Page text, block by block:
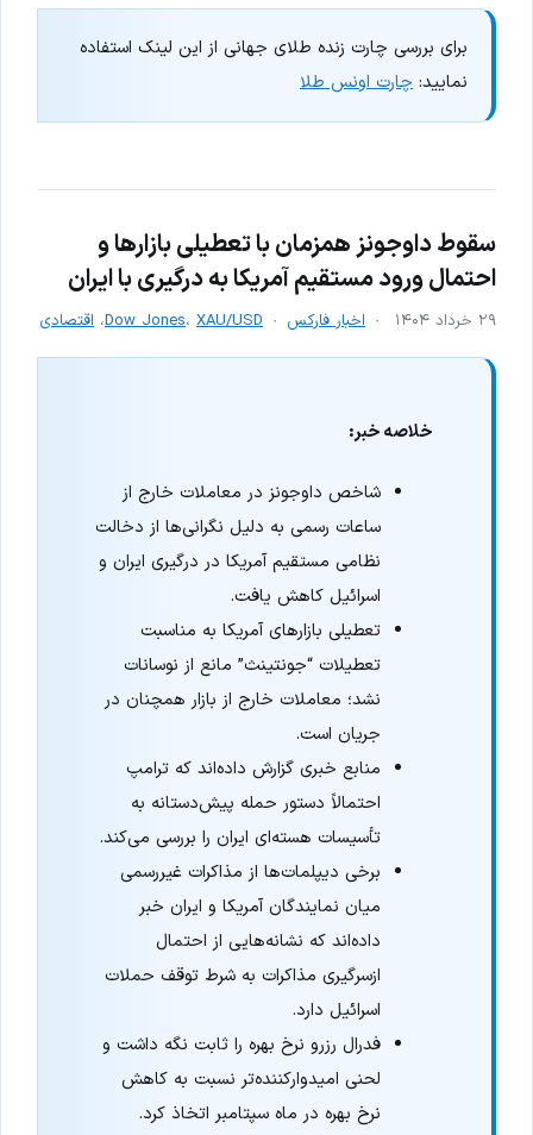
برای بررسی چارت زنده طلای جهانی از این لینک استفاده
نمایید: چارت اونس طلا
سقوط داوجونز همزمان با تعطیلی بازارها و
احتمال ورود مستقیم آمریکا به درگیری با ایران
۲۹ خرداد ۱۴۰۴ اخبار فارکس Dow Jones، XAU/USD ، اقتصادی
خلاصه خبر:
شاخص داوجونز در معاملات خارج از
ساعات رسمی به دلیل نگرانی‌ها از دخالت
نظامی مستقیم آمریکا در درگیری ایران و
اسرائیل کاهش یافت.
تعطیلی بازارهای آمریکا به مناسبت
تعطیلات “جونتینث” مانع از نوسانات
نشد؛ معاملات خارج از بازار همچنان در
جریان است.
منابع خبری گزارش داده‌اند که ترامپ
احتمالاً دستور حمله پیش‌دستانه به
تأسیسات هسته‌ای ایران را بررسی می‌کند.
برخی دیپلمات‌ها از مذاکرات غیررسمی
میان نمایندگان آمریکا و ایران خبر
داده‌اند که نشانه‌هایی از احتمال
ازسرگیری مذاکرات به شرط توقف حملات
اسرائیل دارد.
فدرال رزرو نرخ بهره را ثابت نگه داشت و
لحنی امیدوارکننده‌تر نسبت به کاهش
نرخ بهره در ماه سپتامبر اتخاذ کرد.